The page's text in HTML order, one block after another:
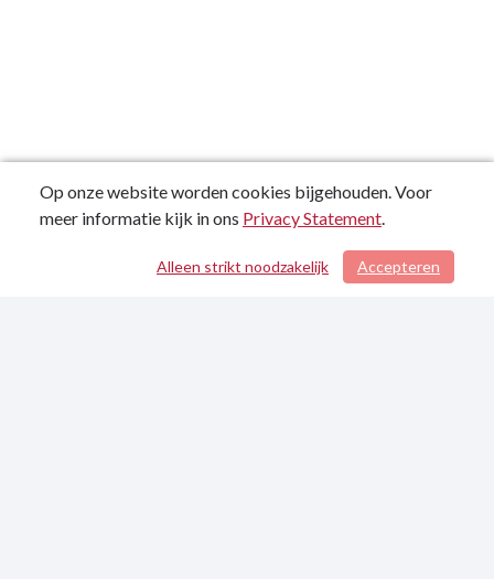
/ 62
Op onze website worden cookies bijgehouden. Voor
meer informatie kijk in ons Privacy Statement.
Accepteren
Alleen strikt noodzakelijk